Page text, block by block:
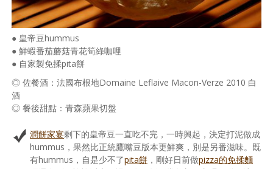
● 皇帝豆hummus
● 鮮蝦番茄蘑菇青花筍綠咖哩
● 自家製免揉pita餅
◎ 佐餐酒：法國布根地Domaine Leflaive Macon-Verze 2010 白
酒
◎ 餐後甜點：青森蘋果切盤
潤餅家宴剩下的皇帝豆一直吃不完，一時興起，決定打泥做成
hummus，果然比正統鷹嘴豆版本更鮮爽，別是另番滋味。既
有hummus，自是少不了pita餅 ，剛好日前做pizza的免揉麵